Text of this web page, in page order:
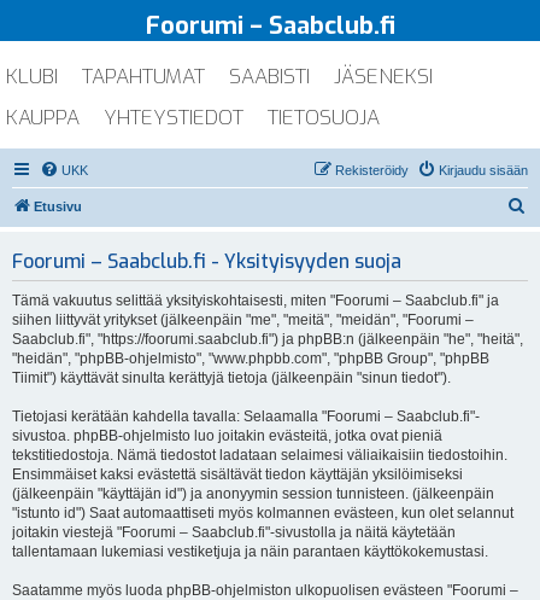
Foorumi – Saabclub.fi
KLUBI TAPAHTUMAT SAABISTI
JÄSENEKSI
KAUPPA
YHTEYSTIEDOT TIETOSUOJA
UKK Kirjaudu sisään
Rekisteröidy
Etusivu
Foorumi – Saabclub.fi - Yksityisyyden suoja
Tämä vakuutus selittää yksityiskohtaisesti, miten "Foorumi – Saabclub.fi" ja
siihen liittyvät yritykset (jälkeenpäin "me", "meitä", "meidän", "Foorumi –
Saabclub.fi", "https://foorumi.saabclub.fi") ja phpBB:n (jälkeenpäin "he", "heitä",
"heidän", "phpBB-ohjelmisto", "www.phpbb.com", "phpBB Group", "phpBB
Tiimit") käyttävät sinulta kerättyjä tietoja (jälkeenpäin "sinun tiedot").
Tietojasi kerätään kahdella tavalla: Selaamalla "Foorumi – Saabclub.fi"-
sivustoa. phpBB-ohjelmisto luo joitakin evästeitä, jotka ovat pieniä
tekstitiedostoja. Nämä tiedostot ladataan selaimesi väliaikaisiin tiedostoihin.
Ensimmäiset kaksi evästettä sisältävät tiedon käyttäjän yksilöimiseksi
(jälkeenpäin "käyttäjän id") ja anonyymin session tunnisteen. (jälkeenpäin
"istunto id") Saat automaattiseti myös kolmannen evästeen, kun olet selannut
joitakin viestejä "Foorumi – Saabclub.fi"-sivustolla ja näitä käytetään
tallentamaan lukemiasi vestiketjuja ja näin parantaen käyttökokemustasi.
Saatamme myös luoda phpBB-ohjelmiston ulkopuolisen evästeen "Foorumi –